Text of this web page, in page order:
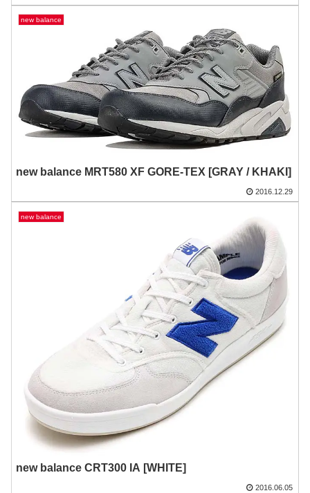
new balance
new balance MRT580 XF GORE-TEX [GRAY / KHAKI]
2016.12.29
new balance
new balance CRT300 IA [WHITE]
2016.06.05